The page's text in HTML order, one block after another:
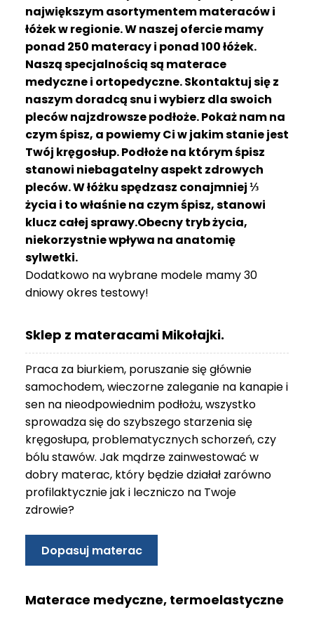
największym asortymentem materaców i
łóżek w regionie. W naszej ofercie mamy
ponad 250 materacy i ponad 100 łóżek.
Naszą specjalnością są materace
medyczne i ortopedyczne. Skontaktuj się z
naszym doradcą snu i wybierz dla swoich
pleców najzdrowsze podłoże. Pokaż nam na
czym śpisz, a powiemy Ci w jakim stanie jest
Twój kręgosłup. Podłoże na którym śpisz
stanowi niebagatelny aspekt zdrowych
pleców. W łóżku spędzasz conajmniej ⅓
życia i to właśnie na czym śpisz, stanowi
klucz całej sprawy.Obecny tryb życia,
niekorzystnie wpływa na anatomię
sylwetki.
Dodatkowo na wybrane modele mamy 30
dniowy okres testowy!
Sklep z materacami Mikołajki.
Praca za biurkiem, poruszanie się głównie
samochodem, wieczorne zaleganie na kanapie i
sen na nieodpowiednim podłożu, wszystko
sprowadza się do szybszego starzenia się
kręgosłupa, problematycznych schorzeń, czy
bólu stawów. Jak mądrze zainwestować w
dobry materac, który będzie działał zarówno
profilaktycznie jak i leczniczo na Twoje
zdrowie?
Dopasuj materac
Materace medyczne, termoelastyczne